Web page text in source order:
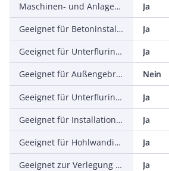
Maschinen- und Anlageninstallation
Ja
Geeignet für Betoninstallation
Ja
Geeignet für Unterflurinstallation (Bitumen, Heißasphalt)
Ja
Geeignet für Außengebrauch
Nein
Geeignet für Unterflurinstallation (Estrich)
Ja
Geeignet für Installation auf Holz
Ja
Geeignet für Hohlwandinstallation
Ja
Geeignet zur Verlegung im Erdreich
Ja